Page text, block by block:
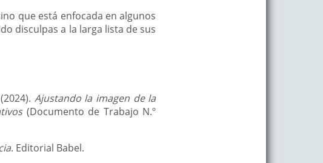
que está enfocada en algunos
disculpas a la larga lista de sus
Ajustando la imagen de la
(Documento de Trabajo N.º
. Editorial Babel.